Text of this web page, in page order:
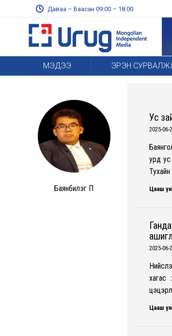
Даваа – Баасан 09:00 – 18:00
МЭДЭЭ ЭРЭН
Баянбилэг П
Ус
2025-06-
урд ус
Цааш
2025-06-
хагас
Цааш